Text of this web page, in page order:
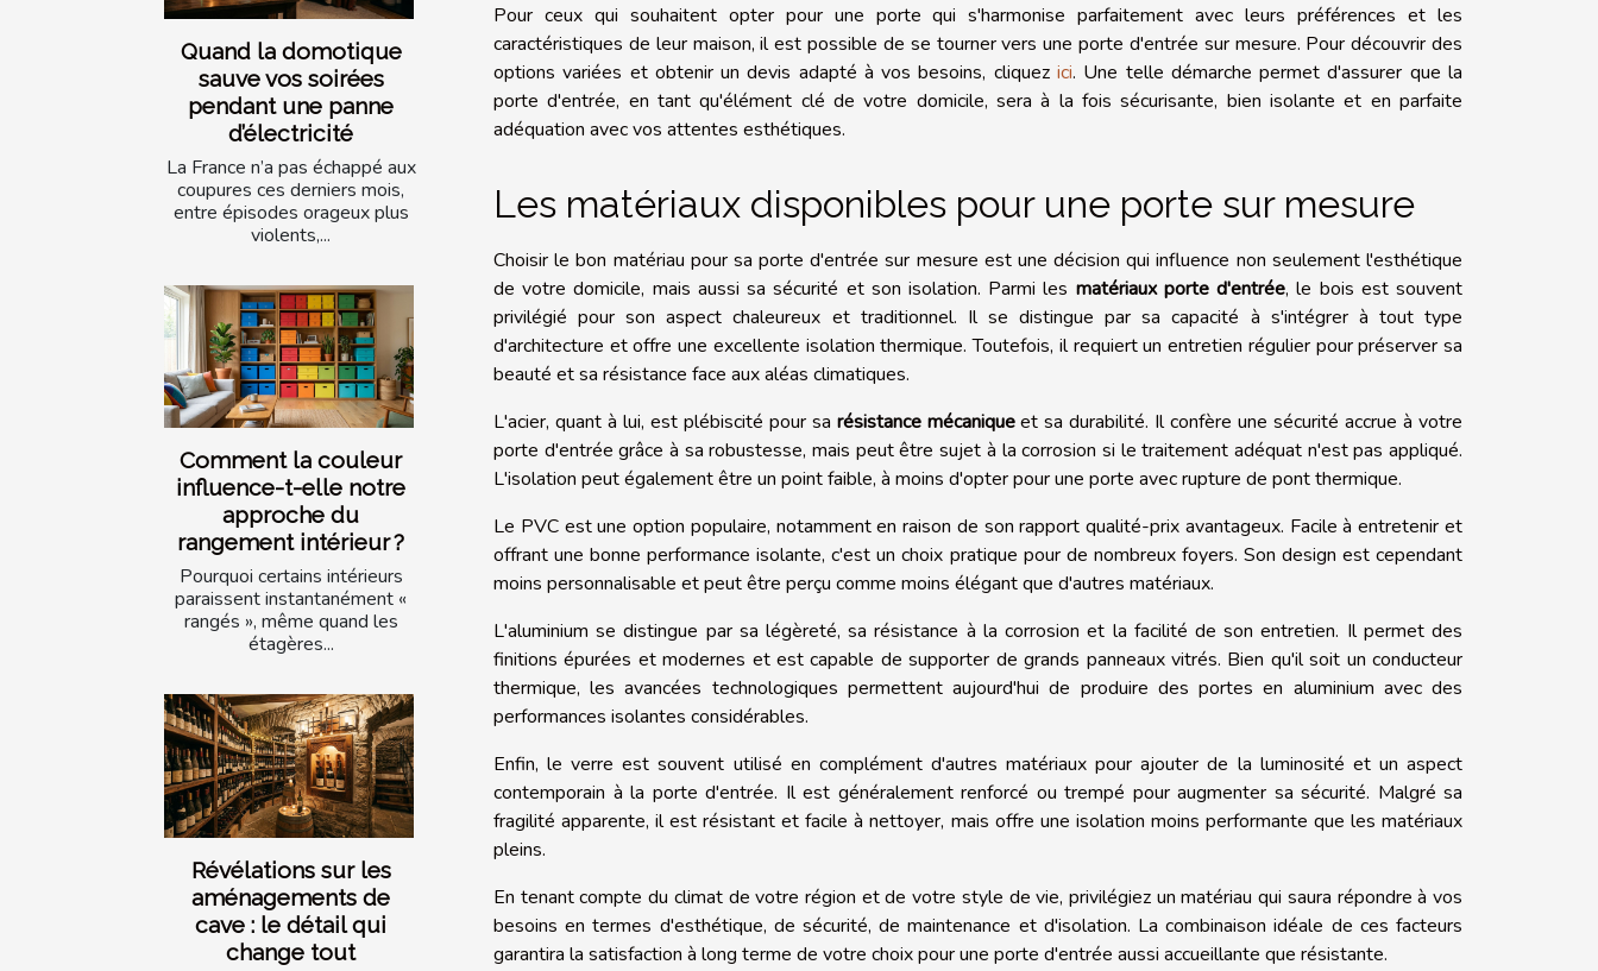
Quand la domotique
sauve vos soirées
pendant une panne
d’électricité
La France n’a pas échappé aux
coupures ces derniers mois,
entre épisodes orageux plus
violents,...
Comment la couleur
influence-t-elle notre
approche du
rangement intérieur ?
Pourquoi certains intérieurs
paraissent instantanément «
rangés », même quand les
étagères...
Révélations sur les
aménagements de
cave : le détail qui
change tout
Pour ceux qui souhaitent opter pour une porte qui s'harmonise parfaitement avec leurs préférences et les
caractéristiques de leur maison, il est possible de se tourner vers une porte d'entrée sur mesure. Pour découvrir des
options variées et obtenir un devis adapté à vos besoins, cliquezici. Une telle démarche permet d'assurer que la
porte d'entrée, en tant qu'élément clé de votre domicile, sera à la fois sécurisante, bien isolante et en parfaite
adéquation avec vos attentes esthétiques.
Les matériaux disponibles pour une porte sur mesure
Choisir le bon matériau pour sa porte d'entrée sur mesure est une décision qui influence non seulement l'esthétique
de votre domicile, mais aussi sa sécurité et son isolation. Parmi les matériaux porte d'entrée, le bois est souvent
privilégié pour son aspect chaleureux et traditionnel. Il se distingue par sa capacité à s'intégrer à tout type
d'architecture et offre une excellente isolation thermique. Toutefois, il requiert un entretien régulier pour préserver sa
beauté et sa résistance face aux aléas climatiques.
L'acier, quant à lui, est plébiscité pour sa résistance mécaniqueet sa durabilité. Il confère une sécurité accrue à votre
porte d'entrée grâce à sa robustesse, mais peut être sujet à la corrosion si le traitement adéquat n'est pas appliqué.
L'isolation peut également être un point faible, à moins d'opter pour une porte avec rupture de pont thermique.
Le PVC est une option populaire, notamment en raison de son rapport qualité-prix avantageux. Facile à entretenir et
offrant une bonne performance isolante, c'est un choix pratique pour de nombreux foyers. Son design est cependant
moins personnalisable et peut être perçu comme moins élégant que d'autres matériaux.
L'aluminium se distingue par sa légèreté, sa résistance à la corrosion et la facilité de son entretien. Il permet des
finitions épurées et modernes et est capable de supporter de grands panneaux vitrés. Bien qu'il soit un conducteur
thermique, les avancées technologiques permettent aujourd'hui de produire des portes en aluminium avec des
performances isolantes considérables.
Enfin, le verre est souvent utilisé en complément d'autres matériaux pour ajouter de la luminosité et un aspect
contemporain à la porte d'entrée. Il est généralement renforcé ou trempé pour augmenter sa sécurité. Malgré sa
fragilité apparente, il est résistant et facile à nettoyer, mais offre une isolation moins performante que les matériaux
pleins.
En tenant compte du climat de votre région et de votre style de vie, privilégiez un matériau qui saura répondre à vos
besoins en termes d'esthétique, de sécurité, de maintenance et d'isolation. La combinaison idéale de ces facteurs
garantira la satisfaction à long terme de votre choix pour une porte d'entrée aussi accueillante que résistante.